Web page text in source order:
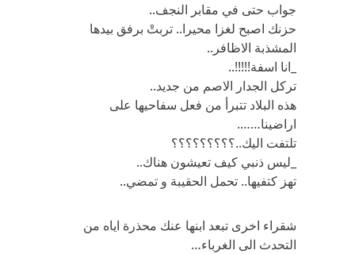
جواب حتى في مقابر النجف..
حزنك اصبح لغزا محيرا.. تربتْ برفق بيدها
المشذبة الاظافر..
_انا اسفة!!!!!..
تركل الجدار الاصم من جديد..
هذه البلاد تتبرأ من فعل سفاحيها على
اراضينا…….
تلتفت اليك..؟؟؟؟؟؟؟؟؟
_ليس ذنبي كيف تعيشون هناك..
تهز كتفيها.. تحمل الحقيبة و تمضي..
شقراء اخرى تبعد ابنها عنك محذرة اياه من
التحدث الى الغرباء…